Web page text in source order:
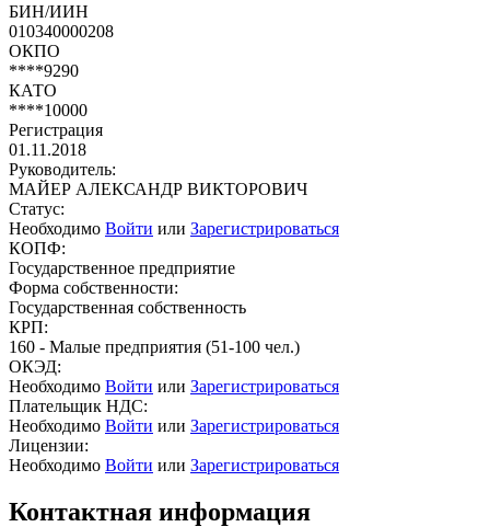
БИН/ИИН
010340000208
ОКПО
****9290
КАТО
****10000
Регистрация
01.11.2018
Руководитель:
МАЙЕР АЛЕКСАНДР ВИКТОРОВИЧ
Статус:
Необходимо Войти или Зарегистрироваться
КОПФ:
Государственное предприятие
Форма собственности:
Государственная собственность
КРП:
160 - Малые предприятия (51-100 чел.)
ОКЭД:
Необходимо Войти или Зарегистрироваться
Плательщик НДС:
Необходимо Войти или Зарегистрироваться
Лицензии:
Необходимо Войти или Зарегистрироваться
Контактная информация